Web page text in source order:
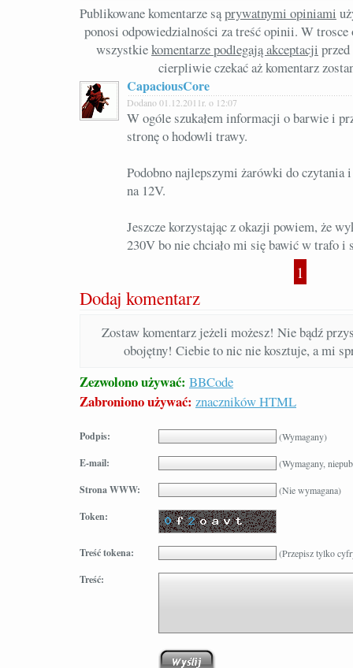
Publikowane komentarze sąprywatnymi opiniami
ponosi odpowiedzialności za treść opinii. W
wszystkiekomentarze podlegają akceptacji
cierpliwie czekać aż komentarz
CapaciousCore
Dodano 01.12.2011r. o 12:07
W ogóle szukałem informacji o barwie i
stronę o hodowli trawy.
Podobno najlepszymi żarówki do czytania
na 12V.
Jeszcze korzystając z okazji powiem, że
230V bo nie chciało mi się bawić w trafo i
1
Dodaj komentarz
Zostaw komentarz jeżeli możesz! Nie bądź
obojętny! Ciebie to nic nie kosztuje, a mi
Zezwolono używać: BBCode
Zabroniono używać: znaczników HTML
Podpis: (Wymagany)
E-mail: (Wymagany,
Strona WWW: (Nie wymagana)
Token:
Treść tokena: (Przepisz tylko
Treść: